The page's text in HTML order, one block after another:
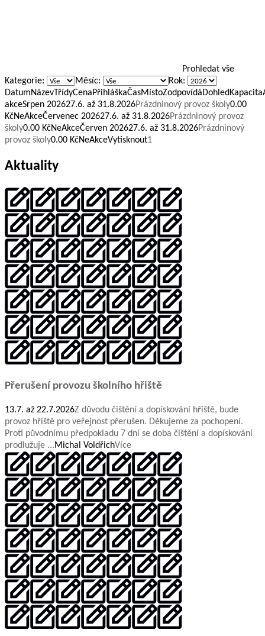
Prohledat vše
Kategorie:
Měsíc:
Rok:
akceSrpen 202627.6. až 31.8.2026Prázdninový provoz školy0.00
KčNeAkceČervenec 202627.6. až 31.8.2026Prázdninový provoz
školy0.00 KčNeAkceČerven 202627.6. až 31.8.2026Prázdninový
provoz školy0.00 KčNeAkceVytisknout1
Aktuality
Přerušení provozu školního hřiště
13.7. až 22.7.2026Z důvodu čištění a dopískování hřiště, bude
provoz hřiště pro veřejnost přerušen. Děkujeme za pochopení.
Proti původnímu předpokladu 7 dní se doba čištění a dopískování
prodlužuje ...Michal VoldřichVíce